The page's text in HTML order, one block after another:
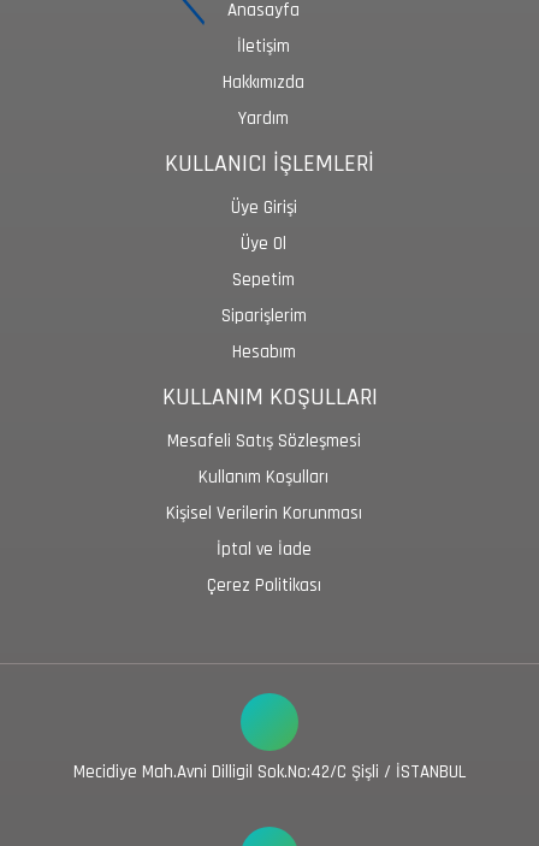
Anasayfa
İletişim
Hakkımızda
Yardım
KULLANICI İŞLEMLERİ
Üye Girişi
Üye Ol
Sepetim
Siparişlerim
Hesabım
KULLANIM KOŞULLARI
Mesafeli Satış Sözleşmesi
Kullanım Koşulları
Kişisel Verilerin Korunması
İptal ve İade
Çerez Politikası
Mecidiye Mah.Avni Dilligil Sok.No:42/C Şişli / İSTANBUL